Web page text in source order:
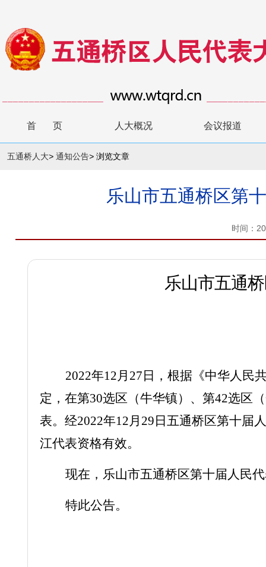
首 页 人大概况 会议报道
五通桥人大> 通知公告> 浏览文章
乐山市五通桥区第
时间：
乐山市五通
2022年12月27日， 根据《中华人民
定， 在第30选区（牛华镇）、第42选区
表。经2022年12月29日五通桥区第十届
江代表资格有效。
现在，乐山市五通桥区第十届人民
特此公告。